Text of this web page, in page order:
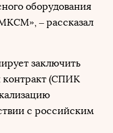
оборудования
– рассказал
заключить
(СПИК
с российским